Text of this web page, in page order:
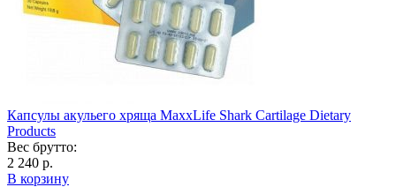
Капсулы акульего хряща MaxxLife Shark Cartilage Dietary
Products
Вес брутто:
2 240 р.
В корзину